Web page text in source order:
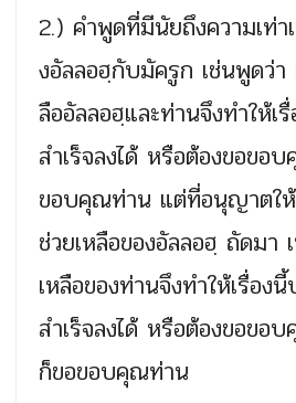
2.) คำพูดที่มีนัยถึงความเท่า
งอัลลอฮฺกับมัครูก เช่นพูดว่า
ลืออัลลอฮฺและท่านจึงทำให้เ
สำเร็จลงได้ หรือต้องขอขอ
ขอบคุณท่าน แต่ที่อนุญาตให้
ช่วยเหลือของอัลลอฮฺ ถัดมา
เหลือของท่านจึงทำให้เรื่อง
สำเร็จลงได้ หรือต้องขอขอ
ก็ขอขอบคุณท่าน